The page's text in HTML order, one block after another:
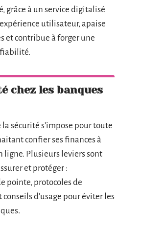
grâce à un service digitalisé
utilisateur, apaise
et contribue à forger une
chez les banques
sécurité s’impose pour toute
confier ses finances à
ligne. Plusieurs leviers sont
et protéger :
pointe, protocoles de
d’usage pour éviter les